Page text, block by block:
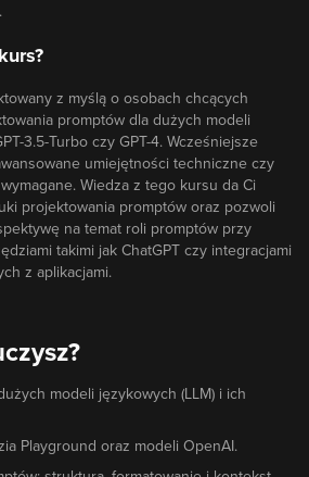
z myślą o osobach chcących
promptów dla dużych modeli
3.5-Turbo czy GPT-4. Wcześniejsze
umiejętności techniczne czy
Wiedza z tego kursu da Ci
projektowania promptów oraz pozwoli
na temat roli promptów przy
takimi jak ChatGPT czy integracjami
z aplikacjami.
modeli językowych (LLM) i ich
Playground oraz modeli OpenAI.